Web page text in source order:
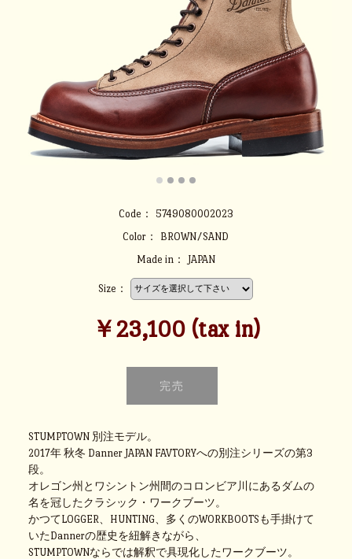
Code：
5749080002023
Color：
BROWN/SAND
Made in：
JAPAN
Size：
￥23,100 (tax in)
STUMPTOWN 別注モデル。
2017年 秋冬 Danner JAPAN FAVTORYへの別注シリーズの第3
段。
オレゴン州とワシントン州間のコロンビア川にあるダムの
名を冠したクラシック・ワークブーツ。
かつてLOGGER、HUNTING、多くのWORKBOOTSも手掛けて
いたDannerの歴史を紐解きながら、
STUMPTOWNならでは解釈で具現化したワークブーツ。